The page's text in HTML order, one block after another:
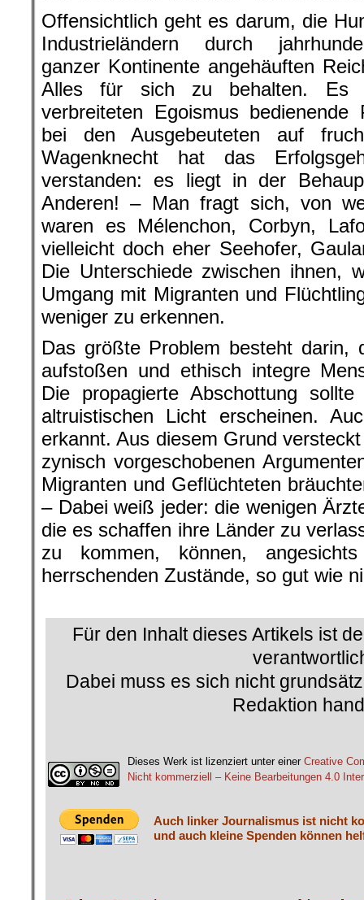
Offensichtlich geht es darum, die
Industrieländern durch
ganzer Kontinente angehäuften
Alles für sich zu behalten. Es
verbreiteten Egoismus bedienende
bei den Ausgebeuteten auf
Wagenknecht hat das
verstanden: es liegt in der
Anderen! – Man fragt sich, von
waren es Mélenchon, Corbyn,
vielleicht doch eher Seehofer,
Die Unterschiede zwischen ihnen,
Umgang mit Migranten und
weniger zu erkennen.
Das größte Problem besteht darin,
aufstoßen und ethisch integre
Die propagierte Abschottung
altruistischen Licht erscheinen.
erkannt. Aus diesem Grund
zynisch vorgeschobenen
Migranten und Geflüchteten
– Dabei weiß jeder: die wenigen
die es schaffen ihre Länder zu
zu kommen, können,
herrschenden Zustände, so gut wie
Für den Inhalt dieses Artikels ist
Dabei muss es sich nicht
Redaktion
Dieses Werk ist lizenziert unter einer Creative
Nicht kommerziell – Keine Bearbeitungen 4.0
Auch linker Journalismus ist nicht
und auch kleine Spenden können